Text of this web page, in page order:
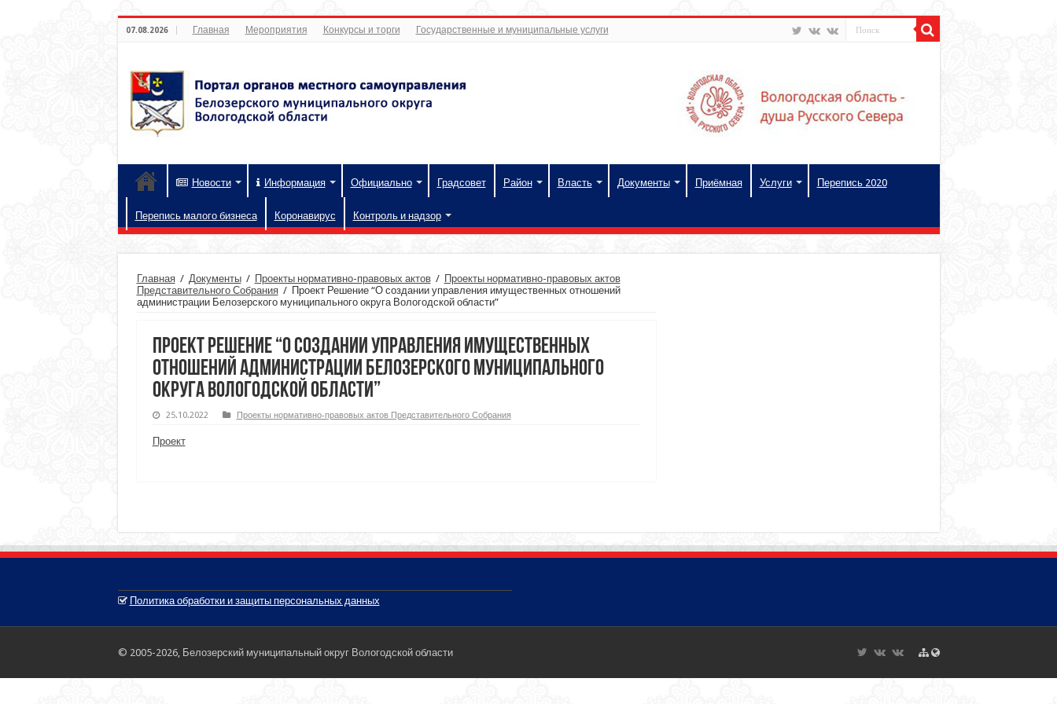
07.08.2026 Главная Мероприятия Конкурсы и торги Государственные и муниципальные услуги
Новости Информация Официально Градсовет Район Власть Документы Приёмная Услуги Перепись 2020
Перепись малого бизнеса Коронавирус Контроль и надзор
Главная / Документы / Проекты нормативно-правовых актов / Проекты нормативно-правовых актов
Представительного Собрания / Проект Решение “О создании управления имущественных отношений
администрации Белозерского муниципального округа Вологодской области”
Проект Решение “О создании управления имущественных
отношений администрации Белозерского муниципального
округа Вологодской области”
25.10.2022 Проекты нормативно-правовых актов Представительного Собрания
Проект
Политика обработки и защиты персональных данных
© 2005-2026, Белозерский муниципальный округ Вологодской области